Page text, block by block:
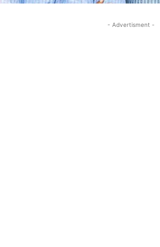
- Advertisment -